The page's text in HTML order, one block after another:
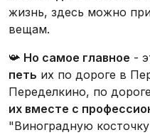
жизнь, здесь можно
вещам.
📯 Но самое главное -
петь их по дороге в
Переделкино, по
их вместе с
"Виноградную